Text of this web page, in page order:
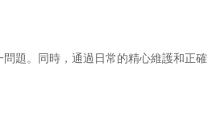
題。同時，通過日常的精心維護和正確